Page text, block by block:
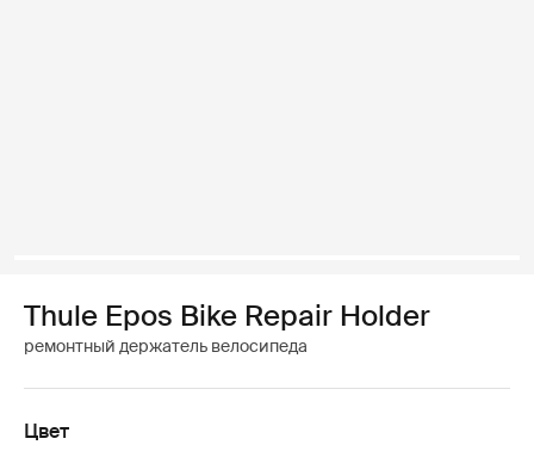
Thule Epos Bike Repair Holder
ремонтный держатель велосипеда
Цвет